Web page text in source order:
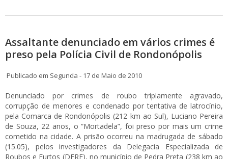
Assaltante denunciado em vários crimes é
preso pela Polícia Civil de Rondonópolis
Publicado em Segunda - 17 de Maio de 2010
Denunciado por crimes de roubo triplamente agravado,
corrupção de menores e condenado por tentativa de latrocínio,
pela Comarca de Rondonópolis (212 km ao Sul), Luciano Pereira
de Souza, 22 anos, o “Mortadela”, foi preso por mais um crime
cometido na cidade. A prisão ocorreu na madrugada de sábado
(15.05), pelos investigadores da Delegacia Especializada de
Roubos e Furtos (DERF), no município de Pedra Preta (238 km ao